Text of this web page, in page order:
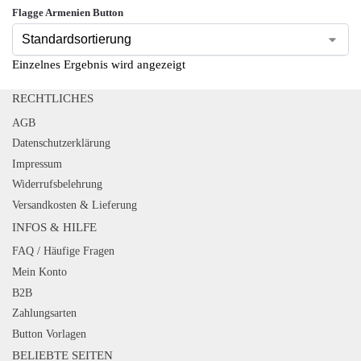
Flagge Armenien Button
Einzelnes Ergebnis wird angezeigt
RECHTLICHES
AGB
Datenschutzerklärung
Impressum
Widerrufsbelehrung
Versandkosten & Lieferung
INFOS & HILFE
FAQ / Häufige Fragen
Mein Konto
B2B
Zahlungsarten
Button Vorlagen
BELIEBTE SEITEN